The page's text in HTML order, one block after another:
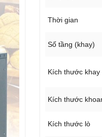
Thời gian
Số tầng (khay)
Kích thước khay
Kích thước
Kích thước lò